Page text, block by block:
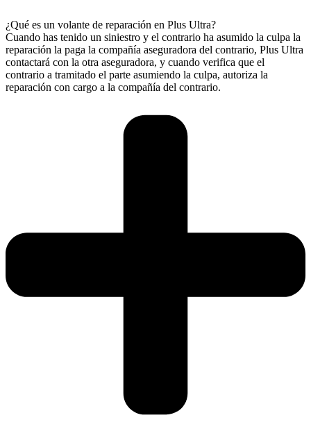
¿Qué es un volante de reparación en Plus Ultra?
Cuando has tenido un siniestro y el contrario ha asumido la culpa la
reparación la paga la compañía aseguradora del contrario, Plus Ultra
contactará con la otra aseguradora, y cuando verifica que el
contrario a tramitado el parte asumiendo la culpa, autoriza la
reparación con cargo a la compañía del contrario.